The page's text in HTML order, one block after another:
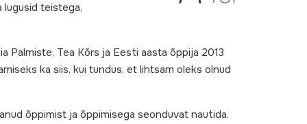
lugusid teistega,
Palmiste, Tea Kõrs ja Eesti aasta õppija 2013
ka siis, kui tundus, et lihtsam oleks olnud
õppimist ja õppimisega seonduvat nautida.